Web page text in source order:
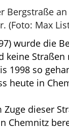
Bergstraße
(Foto: Max
wurde die
1998 so
heute in
dieser
Chemnitz